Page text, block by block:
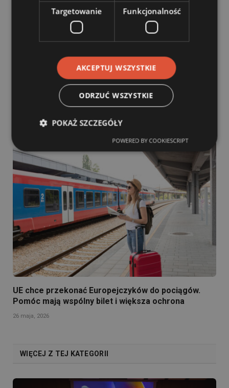
Koniec z fałszywymi hasłami „eko” i „green”. Rząd
przyjął projekt ustawy o greenwashingu
14 lipca, 2026
UE chce przekonać Europejczyków do pociągów.
Pomóc mają wspólny bilet i większa ochrona
26 maja, 2026
WIĘCEJ Z TEJ KATEGORII
Targetowanie Funkcjonalność
AKCEPTUJ WSZYSTKIE
ODRZUĆ WSZYSTKIE
POKAŻ SZCZEGÓŁY
POWERED BY COOKIESCRIPT